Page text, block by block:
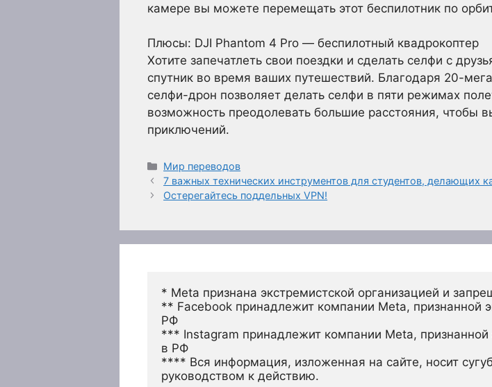
камере вы можете перемещать этот беспилотник по
Плюсы: DJI Phantom 4 Pro — беспилотный квадрокоптер
Хотите запечатлеть свои поездки и сделать селфи с
спутник во время ваших путешествий. Благодаря 20-
селфи-дрон позволяет делать селфи в пяти режимах
возможность преодолевать большие расстояния, чтобы
приключений.
Рубрики
Мир переводов
7 важных технических инструментов для студентов, делающих
Остерегайтесь поддельных VPN!
* Meta признана экстремистской организацией и
** Facebook принадлежит компании Meta, признанной
РФ
*** Instagram принадлежит компании Meta,
в РФ
**** Вся информация, изложенная на сайте, носит
руководством к действию.